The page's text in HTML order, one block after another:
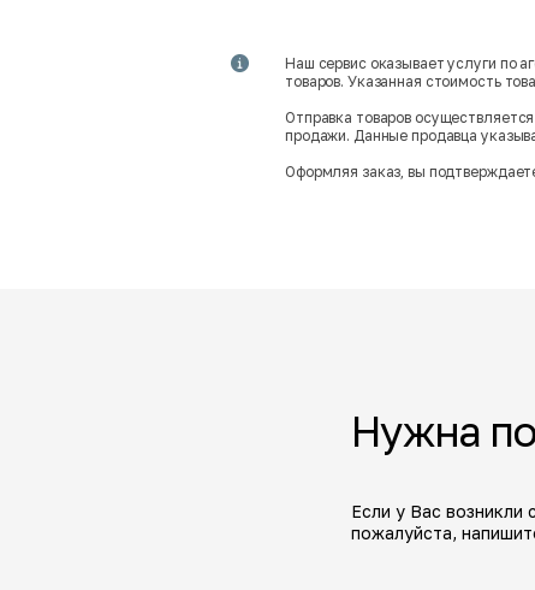
Наш сервис оказывает услуги по
товаров. Указанная стоимость
Отправка товаров
продажи. Данные продавца
Оформляя заказ, вы
Нужна
Если у Вас
пожалуйста,